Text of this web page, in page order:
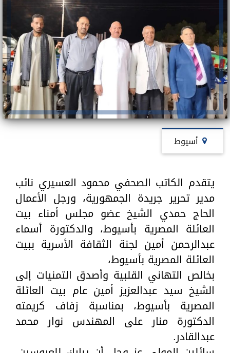
أسيوط
يتقدم الكاتب الصحفي محمود العسيري نائب
مدير تحرير جريدة الجمهورية، ورجل الأعمال
الحاج حمدي الشيخ عضو مجلس أمناء بيت
العائلة المصرية بأسيوط، والدكتورة أسماء
عبدالرحمن أمين لجنة الثقافة الأسرية ببيت
العائلة المصرية بأسيوط،
بخالص التهاني القلبية وأصدق التمنيات إلى
الشيخ سيد عبدالعزيز أمين عام بيت العائلة
المصرية بأسيوط، بمناسبة زفاف كريمته
الدكتورة منار على المهندس نوار محمد
عبدالقادر.